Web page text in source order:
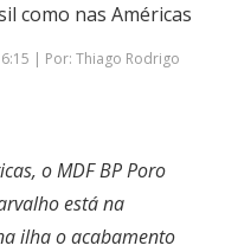
como nas Américas
| Por: Thiago Rodrigo
o MDF BP Poro
está na
ilha o acabamento